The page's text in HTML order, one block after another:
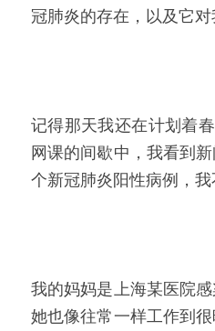
冠肺炎的存在，以及它对
记得那天我还在计划着
网课的间歇中，我看到
个新冠肺炎阳性病例，我
我的妈妈是上海某医院
她也像往常一样工作到